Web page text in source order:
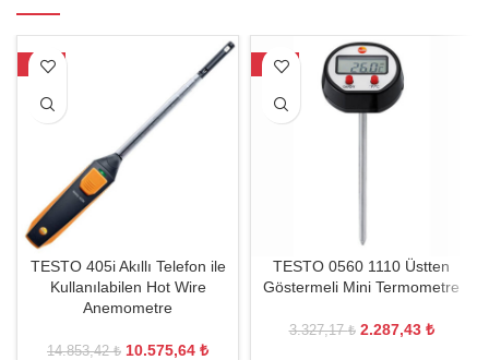
-29%
TESTO 405i Akıllı Telefon ile
Kullanılabilen Hot Wire
Anemometre
14.853,42₺ 10.575,64 ₺
-31%
TESTO 0560 1110 Üstten
Göstermeli Mini Termometre
3.327,17₺ 2.287,43 ₺